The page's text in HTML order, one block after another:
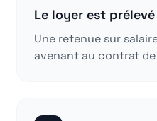
Le loyer est
Une retenue sur
avenant au contrat